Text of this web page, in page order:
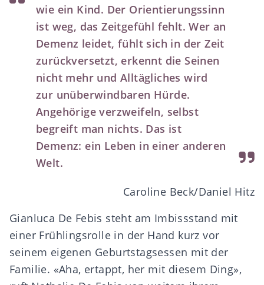
wie ein Kind. Der Orientierungssinn
ist weg, das Zeitgefühl fehlt. Wer an
Demenz leidet, fühlt sich in der Zeit
zurückversetzt, erkennt die Seinen
nicht mehr und Alltägliches wird
zur unüberwindbaren Hürde.
Angehörige verzweifeln, selbst
begreift man nichts. Das ist
Demenz: ein Leben in einer anderen
Welt.
Caroline Beck/Daniel Hitz
Gianluca De Febis steht am Imbissstand mit
einer Frühlingsrolle in der Hand kurz vor
seinem eigenen Geburtstagsessen mit der
Familie. «Aha, ertappt, her mit diesem Ding»,